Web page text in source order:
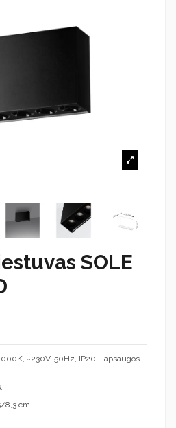
SOLE
~230V, 50Hz, IP20, I apsaugos
8,3 cm